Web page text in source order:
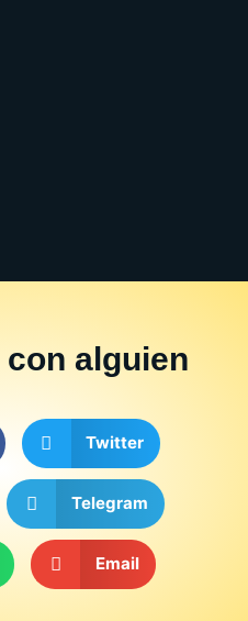
con alguien
Twitter
Telegram
Email